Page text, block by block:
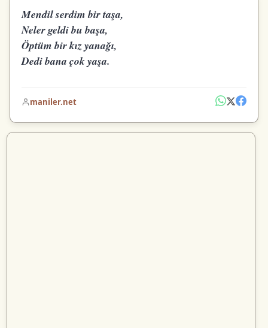
Mendil serdim bir taşa,
Neler geldi bu başa,
Öptüm bir kız yanağı,
Dedi bana çok yaşa.
maniler.net